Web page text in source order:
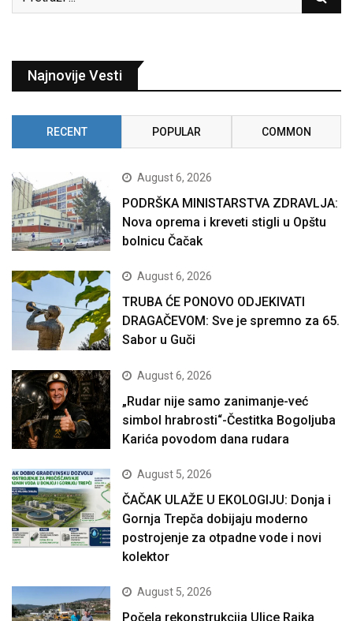
Najnovije Vesti
RECENT POPULAR COMMON
August 6, 2026
PODRŠKA MINISTARSTVA ZDRAVLJA:
Nova oprema i kreveti stigli u Opštu
bolnicu Čačak
August 6, 2026
TRUBA ĆE PONOVO ODJEKIVATI
DRAGAČEVOM: Sve je spremno za 65.
Sabor u Guči
August 6, 2026
„Rudar nije samo zanimanje-već
simbol hrabrosti“-Čestitka Bogoljuba
Karića povodom dana rudara
August 5, 2026
ČAČAK ULAŽE U EKOLOGIJU: Donja i
Gornja Trepča dobijaju moderno
postrojenje za otpadne vode i novi
kolektor
August 5, 2026
Počela rekonstrukcija Ulice Rajka